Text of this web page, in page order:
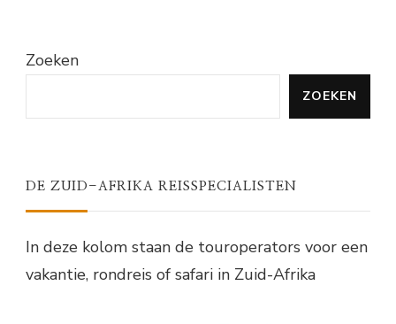
Zoeken
ZOEKEN
DE ZUID-AFRIKA REISSPECIALISTEN
In deze kolom staan de touroperators voor een
vakantie, rondreis of safari in Zuid-Afrika